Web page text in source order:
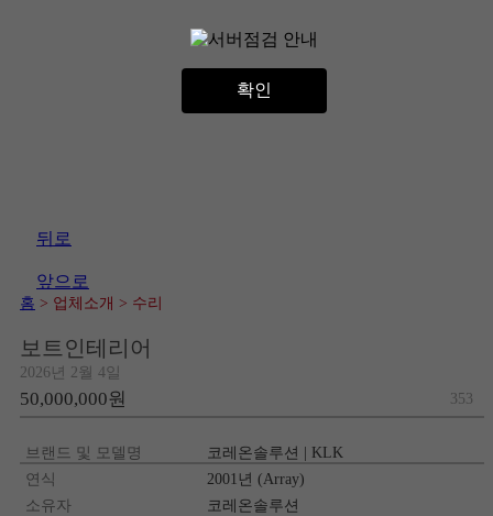
확인
뒤로
앞으로
홈 > 업체소개 > 수리
보트인테리어
2026년 2월 4일
50,000,000원 353
브랜드 및 모델명
코레온솔루션 | KLK
연식
2001년 (Array)
소유자
코레온솔루션